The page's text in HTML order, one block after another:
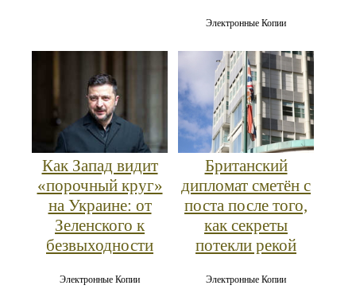
Электронные Копии
Как Запад видит
«порочный круг»
на Украине: от
Зеленского к
безвыходности
Электронные Копии
Британский
дипломат сметён с
поста после того,
как секреты
потекли рекой
Электронные Копии